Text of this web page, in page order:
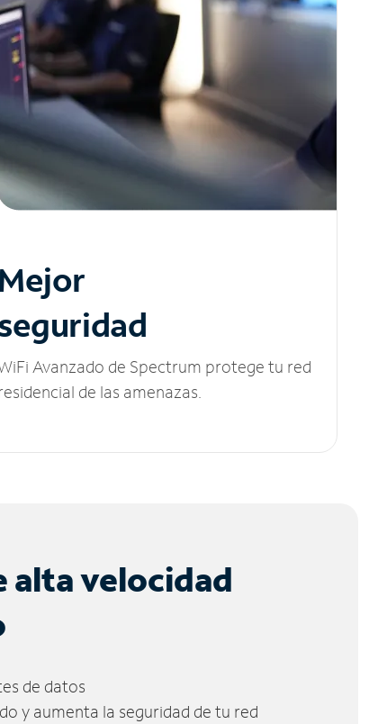
Mejor
Avanzado de Spectrum protege tu red
de las amenazas.
alta velocidad
de datos
y aumenta la seguridad de tu red